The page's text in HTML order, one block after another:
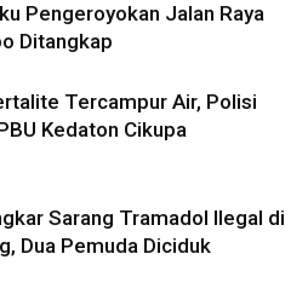
Pengeroyokan Jalan Raya
Ditangkap
Tercampur Air, Polisi
Kedaton Cikupa
Sarang Tramadol Ilegal di
Dua Pemuda Diciduk